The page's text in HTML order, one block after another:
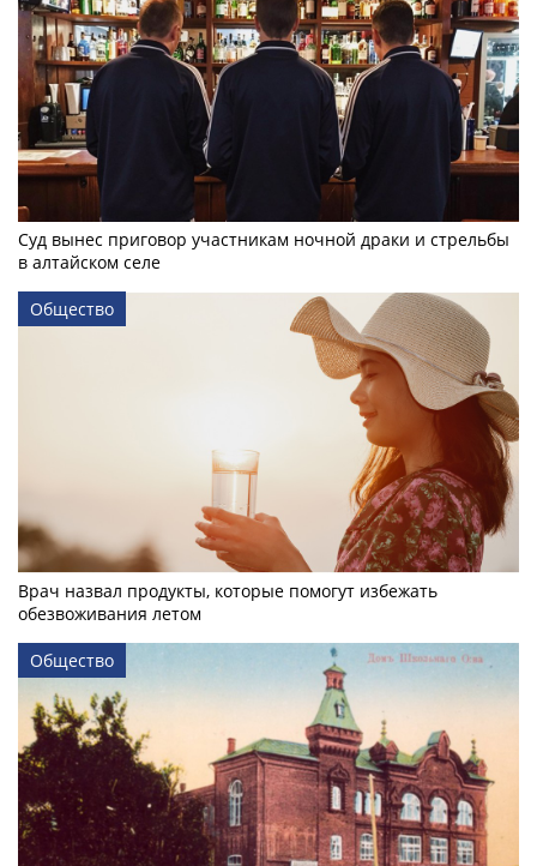
Суд вынес приговор участникам ночной драки и стрельбы
в алтайском селе
Общество
Врач назвал продукты, которые помогут избежать
обезвоживания летом
Общество